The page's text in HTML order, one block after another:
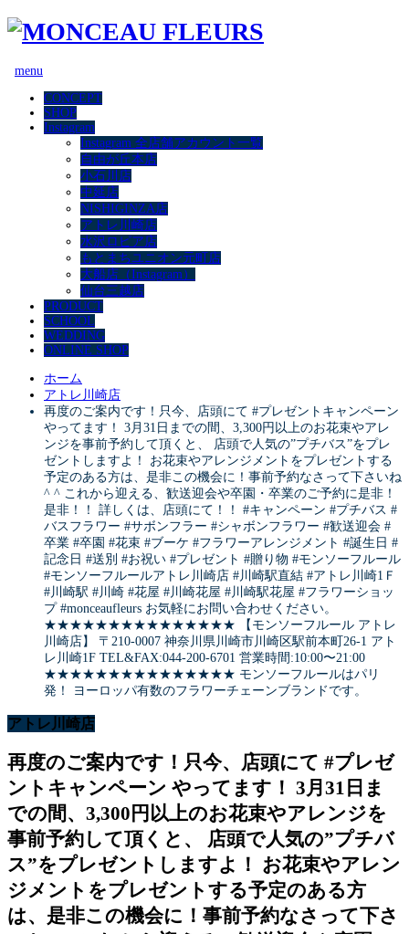
menu
CONCEPT
SHOP
Instagram
Instagram 全店舗アカウント一覧
自由が丘本店
小石川店
中延店
NISHIGINZA店
アトレ川崎店
水沢ロピア店
もとまちユニオン元町店
大船店（Instagram）
仙台三越店
PRODUCT
SCHOOL
WEDDING
ONLINE SHOP
ホーム
アトレ川崎店
再度のご案内です！只今、店頭にて #プレゼントキャンペーン
やってます！ 3月31日までの間、3,300円以上のお花束やアレ
ンジを事前予約して頂くと、 店頭で人気の”プチバス”をプレ
ゼントしますよ！ お花束やアレンジメントをプレゼントする
予定のある方は、是非この機会に！事前予約なさって下さいね
^ ^ これから迎える、歓送迎会や卒園・卒業のご予約に是非！
是非！！ 詳しくは、店頭にて！！ #キャンペーン #プチバス #
バスフラワー #サボンフラー #シャボンフラワー #歓送迎会 #
卒業 #卒園 #花束 #ブーケ #フラワーアレンジメント #誕生日 #
記念日 #送別 #お祝い #プレゼント #贈り物 #モンソーフルール
#モンソーフルールアトレ川崎店 #川崎駅直結 #アトレ川崎1Ｆ
#川崎駅 #川崎 #花屋 #川崎花屋 #川崎駅花屋 #フラワーショッ
プ #monceaufleurs お気軽にお問い合わせください。
★★★★★★★★★★★★★★★ 【モンソーフルール アトレ
川崎店】 〒210-0007 神奈川県川崎市川崎区駅前本町26-1 アト
レ川崎1F TEL&FAX:044-200-6701 営業時間:10:00〜21:00
★★★★★★★★★★★★★★★ モンソーフルールはパリ
発！ ヨーロッパ有数のフラワーチェーンブランドです。
アトレ川崎店
再度のご案内です！只今、店頭にて #プレゼ
ントキャンペーン やってます！ 3月31日ま
での間、3,300円以上のお花束やアレンジを
事前予約して頂くと、 店頭で人気の”プチバ
ス”をプレゼントしますよ！ お花束やアレン
ジメントをプレゼントする予定のある方
は、是非この機会に！事前予約なさって下さ